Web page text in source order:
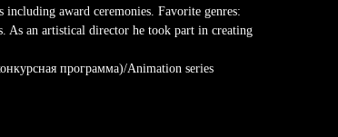
award ceremonies. Favorite genres:
an artistical director he took part in creating
программа)/Animation series